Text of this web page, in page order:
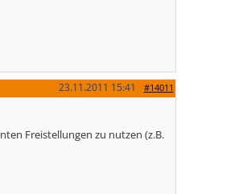
#14011
23.11.2011 15:41
Freistellungen zu nutzen (z.B.